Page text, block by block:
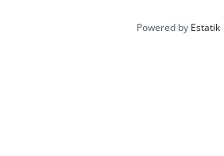
Powered by Estatik